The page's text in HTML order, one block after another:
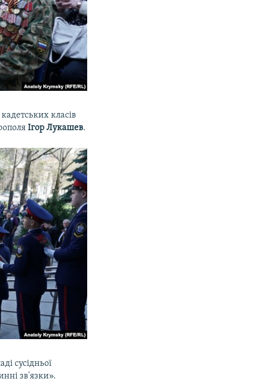
класів
Ігор Лукашев.
сусідньої
зв'язки».